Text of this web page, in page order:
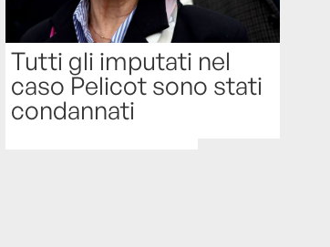
Tutti gli imputati nel
caso Pelicot sono stati
condannati